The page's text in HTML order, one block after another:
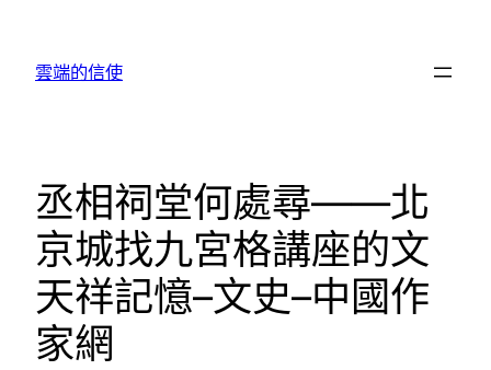
雲端的信使
丞相祠堂何處尋——北
京城找九宮格講座的文
天祥記憶–文史–中國作
家網